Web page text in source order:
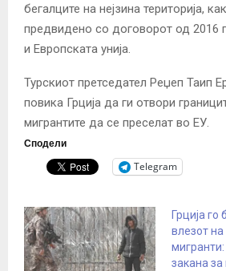
бегалците на нејзина територија,
предвидено со договорот од 2016
и Европската унија.
Турскиот претседател Реџеп Таип
повика Грција да ги отвори
мигрантите да се преселат во ЕУ.
Сподели
Telegram
Грција го
влезот на
закана